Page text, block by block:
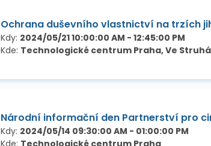
Ochrana duševního vlastnictví na trzích
Kdy: 2024/05/21 10:00:00 AM - 12:45:00 PM
Kde: Technologické centrum Praha, Ve
Národní informační den Partnerství pro
Kdy: 2024/05/14 09:30:00 AM - 01:00:00 PM
Kde: Technologické centrum Praha